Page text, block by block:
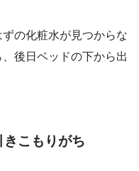
ずの化粧水が見つからな
後日ベッドの下から出
こもりがち